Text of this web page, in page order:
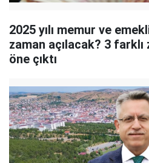
2025 yılı memur ve
zaman açılacak? 3 farklı
öne çıktı